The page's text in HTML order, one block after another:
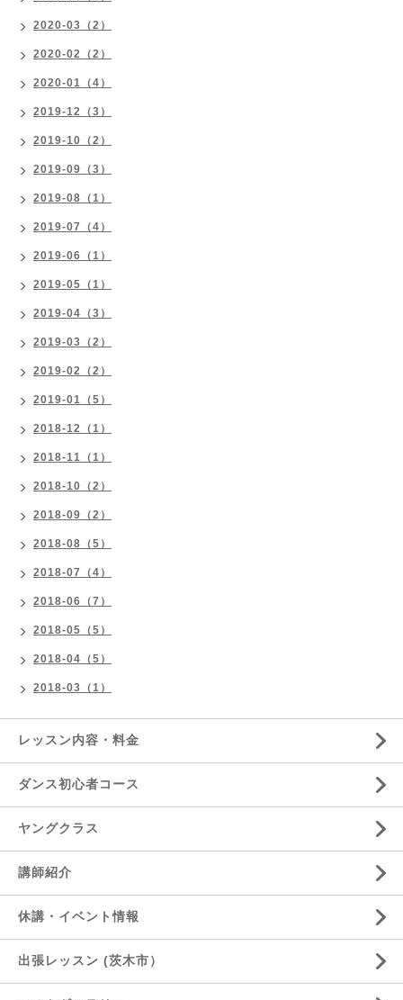
2020-03（2）
2020-02（2）
2020-01（4）
2019-12（3）
2019-10（2）
2019-09（3）
2019-08（1）
2019-07（4）
2019-06（1）
2019-05（1）
2019-04（3）
2019-03（2）
2019-02（2）
2019-01（5）
2018-12（1）
2018-11（1）
2018-10（2）
2018-09（2）
2018-08（5）
2018-07（4）
2018-06（7）
2018-05（5）
2018-04（5）
2018-03（1）
レッスン内容・料金
ダンス初心者コース
ヤングクラス
講師紹介
休講・イベント情報
出張レッスン (茨木市）